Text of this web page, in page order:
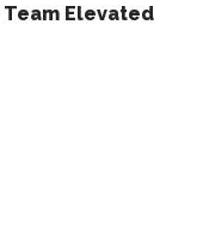
Team Elevated